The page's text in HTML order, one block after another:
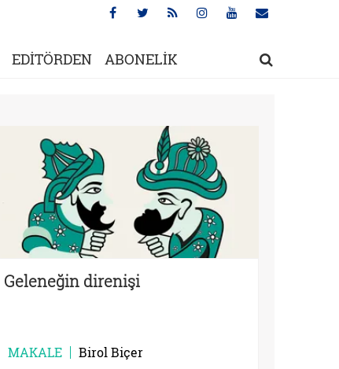
EDİTÖRDEN ABONELİK
Geleneğin direnişi
MAKALE Birol Biçer